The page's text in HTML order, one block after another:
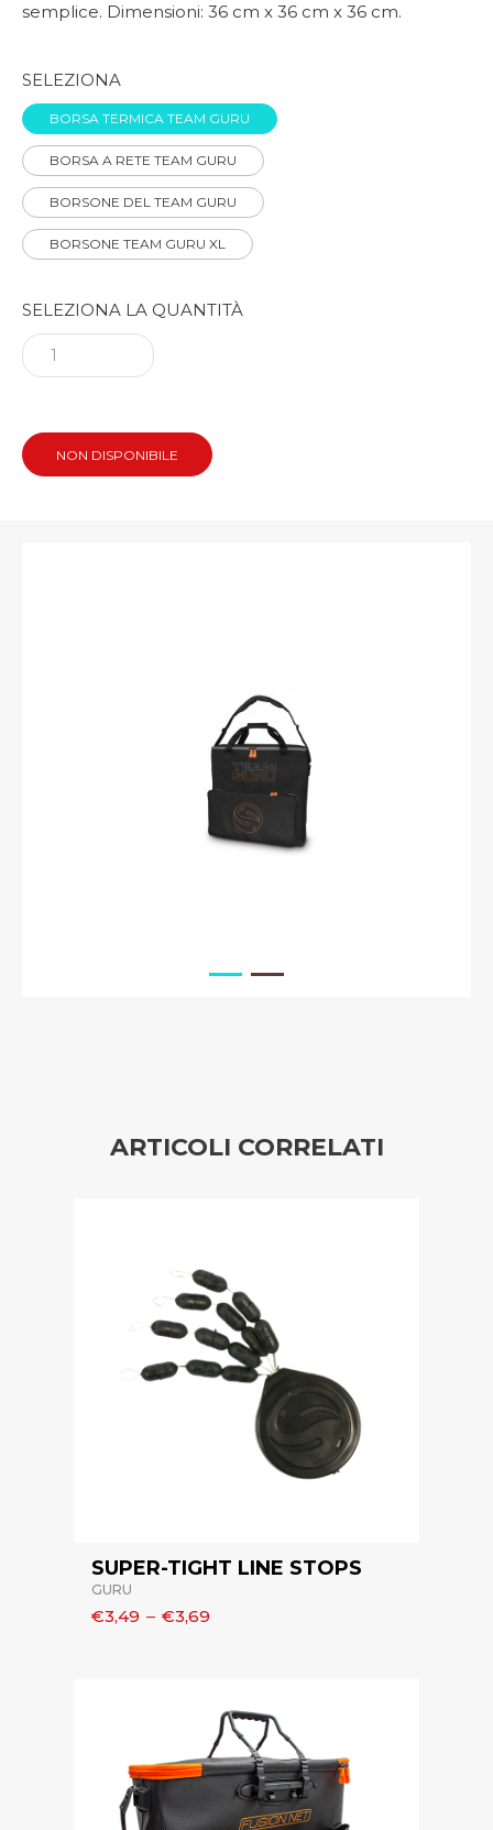
semplice. Dimensioni: 36 cm x 36 cm x 36 cm.
SELEZIONA
BORSA TERMICA TEAM GURU
BORSA A RETE TEAM GURU
BORSONE DEL TEAM GURU
BORSONE TEAM GURU XL
SELEZIONA LA QUANTITÀ
NON DISPONIBILE
ARTICOLI CORRELATI
SUPER-TIGHT LINE STOPS
GURU
€3,49 – €3,69